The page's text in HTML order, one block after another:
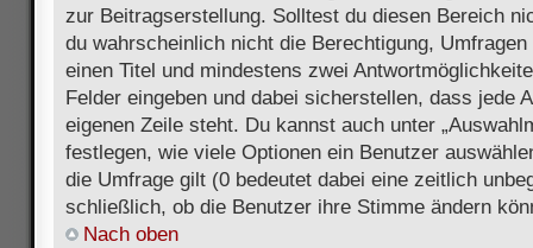
zur Beitragserstellung. Solltest du diesen Bereich
du wahrscheinlich nicht die Berechtigung,
einen Titel und mindestens zwei
Felder eingeben und dabei sicherstellen, dass jede
eigenen Zeile steht. Du kannst auch unter
festlegen, wie viele Optionen ein Benutzer
die Umfrage gilt (0 bedeutet dabei eine zeitlich
schließlich, ob die Benutzer ihre Stimme ändern
Nach oben